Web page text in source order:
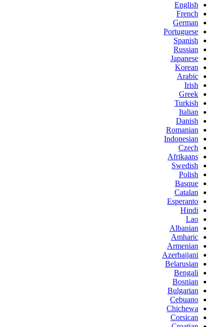
English
French
German
Portuguese
Spanish
Russian
Japanese
Korean
Arabic
Irish
Greek
Turkish
Italian
Danish
Romanian
Indonesian
Czech
Afrikaans
Swedish
Polish
Basque
Catalan
Esperanto
Hindi
Lao
Albanian
Amharic
Armenian
Azerbaijani
Belarusian
Bengali
Bosnian
Bulgarian
Cebuano
Chichewa
Corsican